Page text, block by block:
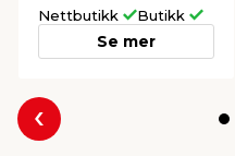
Nettbutikk Butikk
Se mer
Forrige